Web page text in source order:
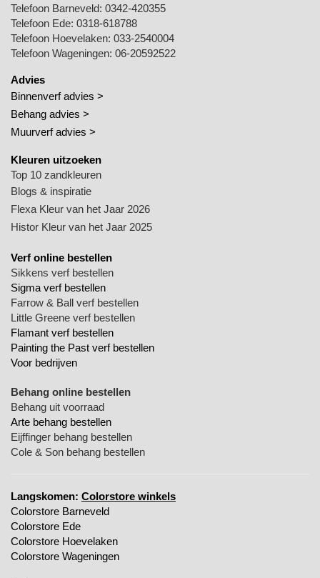
Telefoon Barneveld: 0342-420355
Telefoon Ede: 0318-618788
Telefoon Hoevelaken: 033-2540004
Telefoon Wageningen: 06-20592522
Advies
Binnenverf advies >
Behang advies >
Muurverf advies >
Kleuren uitzoeken
Top 10 zandkleuren
Blogs & inspiratie
Flexa Kleur van het Jaar 2026
Histor Kleur van het Jaar 2025
Verf online bestellen
Sikkens verf bestellen
Sigma verf bestellen
Farrow & Ball verf bestellen
Little Greene verf bestellen
Flamant verf bestellen
Painting the Past verf bestellen
Voor bedrijven
Behang online bestellen
Behang uit voorraad
Arte behang bestellen
Eijffinger behang bestellen
Cole & Son behang bestellen
Langskomen: Colorstore winkels
Colorstore Barneveld
Colorstore Ede
Colorstore Hoevelaken
Colorstore Wageningen